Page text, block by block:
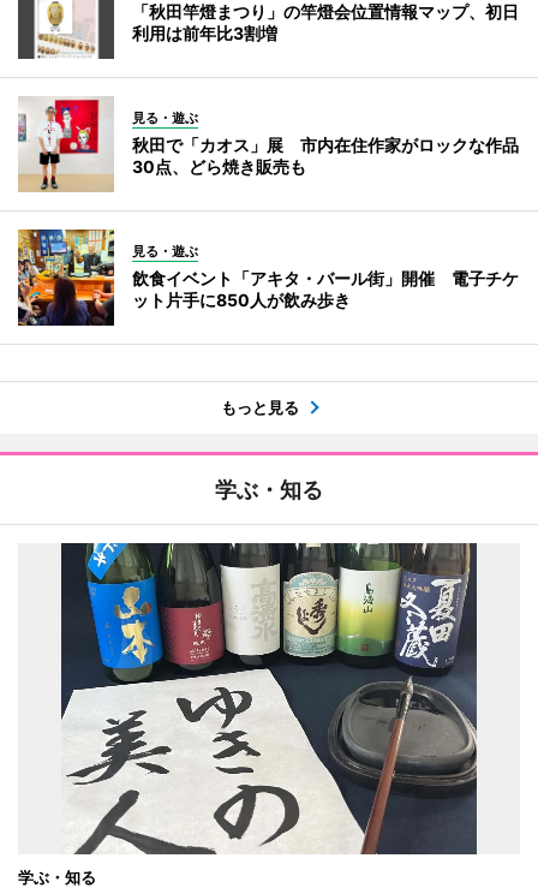
「秋田竿燈まつり」の竿燈会位置情報マップ、初日
利用は前年比3割増
見る・遊ぶ
秋田で「カオス」展 市内在住作家がロックな作品
30点、どら焼き販売も
見る・遊ぶ
飲食イベント「アキタ・バール街」開催 電子チケ
ット片手に850人が飲み歩き
もっと見る
学ぶ・知る
学ぶ・知る